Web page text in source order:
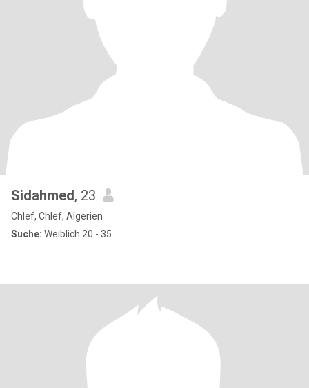
Sidahmed, 23
Chlef, Chlef, Algerien
Suche: Weiblich 20 - 35